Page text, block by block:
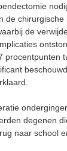
de chirurgische
de
procentpunten
degenen
naar school